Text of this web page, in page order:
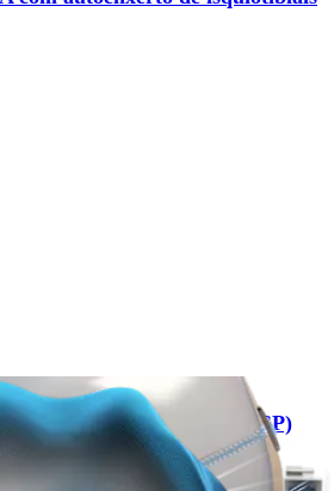
cruzado posterior (LCP)